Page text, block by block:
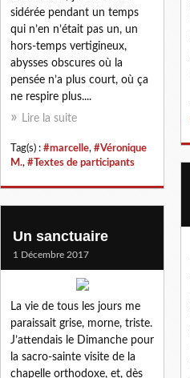
sidérée pendant un temps
qui n’en n’était pas un, un
hors-temps vertigineux,
abysses obscures où la
pensée n’a plus court, où ça
ne respire plus....
Lire la suite
Tag(s) : #marcelle, #Véronique
M., #Textes de participants
Un sanctuaire
1 Décembre 2017
La vie de tous les jours me
paraissait grise, morne, triste.
J’attendais le Dimanche pour
la sacro-sainte visite de la
chapelle orthodoxe, et, dès